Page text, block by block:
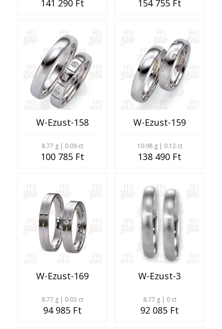
141 290 Ft 154 755 Ft
W-Ezust-158
8.77 g | 0.09 ct
100 785 Ft
W-Ezust-159
10.98 g | 0.12 ct
138 490 Ft
W-Ezust-169
8.77 g | 0.03 ct
94 985 Ft
W-Ezust-3
8.77 g | 0 ct
92 085 Ft